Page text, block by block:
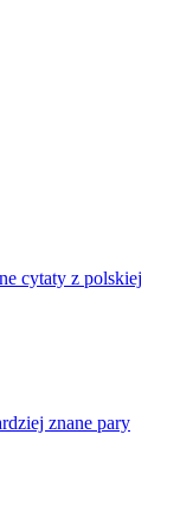
cytaty z polskiej
znane pary